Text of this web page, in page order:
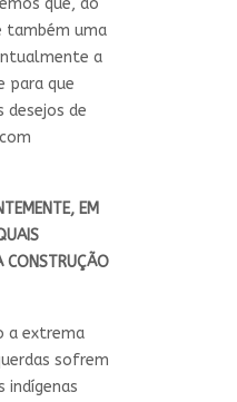
também uma
a
para que
desejos de
EM
CONSTRUÇÃO
a extrema
sofrem
indígenas